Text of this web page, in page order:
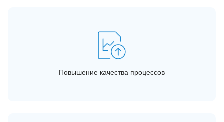
Повышение качества процессов